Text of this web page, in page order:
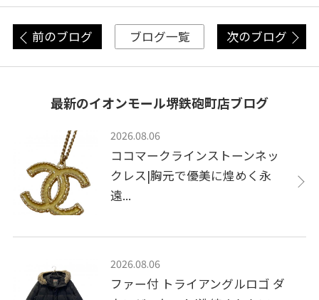
前のブログ ブログ一覧 次のブログ
最新のイオンモール堺鉄砲町店ブログ
2026.08.06
ココマークラインストーンネッ
クレス|胸元で優美に煌めく永
遠...
2026.08.06
ファー付 トライアングルロゴ ダ